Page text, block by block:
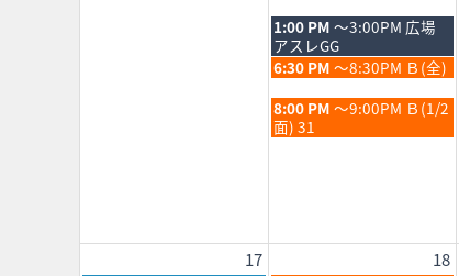
月
11th
2026
日,
8
月
11th
2026
火
曜
日,
8
月
11th
2026
1:00 PM ～3:00PM 広場
アスレGG
火
曜
日,
8
月
6:30 PM ～8:30PM Ｂ(全)
火
曜
日,
8:00 PM ～9:00PM Ｂ(1/2
面) 31
17 18